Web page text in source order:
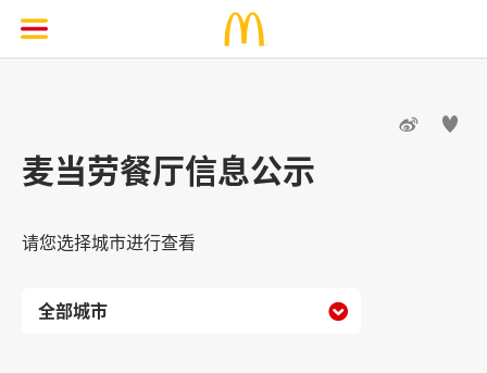
 
麦当劳餐厅信息公示
请您选择城市进行查看
